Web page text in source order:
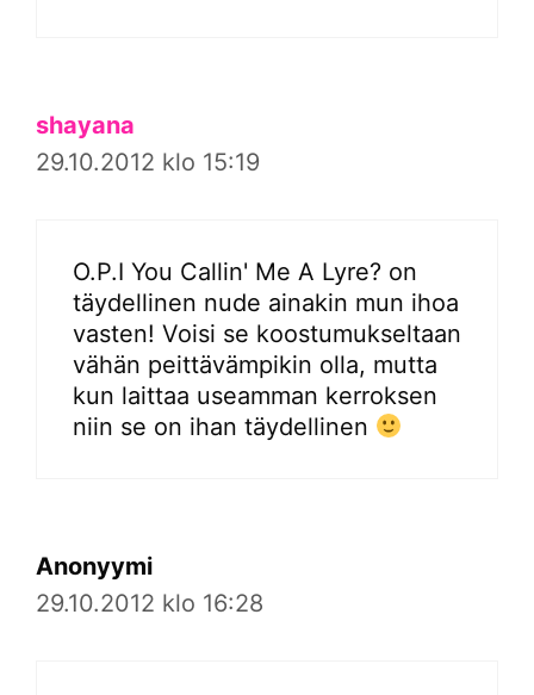
shayana
29.10.2012 klo 15:19
O.P.I You Callin' Me A Lyre? on
täydellinen nude ainakin mun ihoa
vasten! Voisi se koostumukseltaan
vähän peittävämpikin olla, mutta
kun laittaa useamman kerroksen
niin se on ihan täydellinen
Anonyymi
29.10.2012 klo 16:28